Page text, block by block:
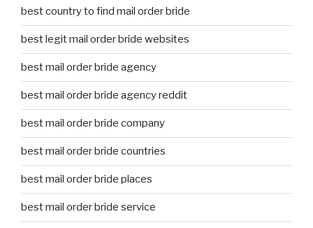
best country to find mail order bride
best legit mail order bride websites
best mail order bride agency
best mail order bride agency reddit
best mail order bride company
best mail order bride countries
best mail order bride places
best mail order bride service